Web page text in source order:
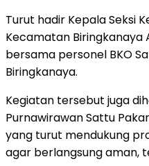
Turut hadir Kepala Seksi
Kecamatan Biringkanaya
bersama personel BKO
Biringkanaya.
Kegiatan tersebut juga
Purnawirawan Sattu
yang turut mendukung
agar berlangsung aman,